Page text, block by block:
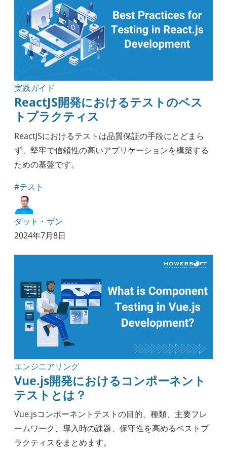
実践ガイド
ReactJS開発におけるテストのベス
トプラクティス
ReactJSにおけるテストは品質保証の手段にとどまら
ず、堅牢で信頼性の高いアプリケーションを構築する
ための基盤です。
#テスト
ダット・ザン
2024年7月8日
エンジニアリング
Vue.js開発におけるコンポーネント
テストとは？
Vue.jsコンポーネントテストの目的、種類、主要フレ
ームワーク、導入時の課題、保守性を高めるベストプ
ラクティスをまとめます。